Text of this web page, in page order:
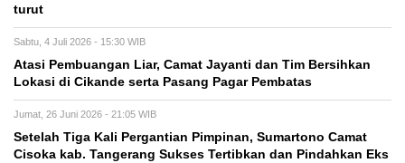
turut
Sabtu, 4 Juli 2026 - 15:30 WIB
Atasi Pembuangan Liar, Camat Jayanti dan Tim Bersihkan
Lokasi di Cikande serta Pasang Pagar Pembatas
Jumat, 26 Juni 2026 - 21:05 WIB
Setelah Tiga Kali Pergantian Pimpinan, Sumartono Camat
Cisoka kab. Tangerang Sukses Tertibkan dan Pindahkan Eks